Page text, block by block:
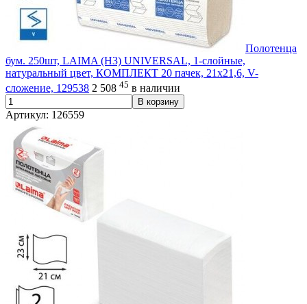
Полотенца
бум. 250шт, LAIMA (H3) UNIVERSAL, 1-слойные,
натуральный цвет, КОМПЛЕКТ 20 пачек, 21х21,6, V-
сложение, 129538 2 508 45 в наличии
В корзину
Артикул: 126559